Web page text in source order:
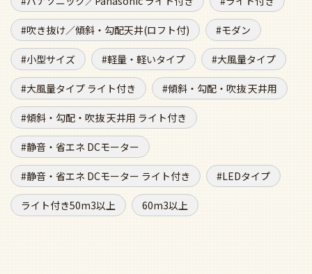
吹き抜け／傾斜・勾配天井(ロフト付) モダン
小型サイズ 軽量・軽いタイプ 大風量タイプ
大風量タイプ ライト付き 傾斜・勾配・吹抜 天井用
傾斜・勾配・吹抜 天井用 ライト付き
静音・省エネ DCモーター
静音・省エネ DCモーター ライト付き LEDタイプ
ライト付き50m3以上 60m3以上